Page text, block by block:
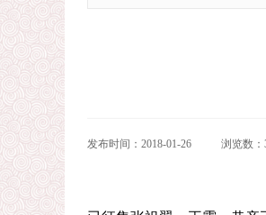
发布时间：2018-01-26 浏览数：